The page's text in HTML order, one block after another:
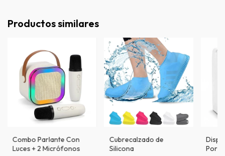
Productos similares
Combo Parlante Con
Luces + 2 Micrófonos
Cubrecalzado de
Silicona